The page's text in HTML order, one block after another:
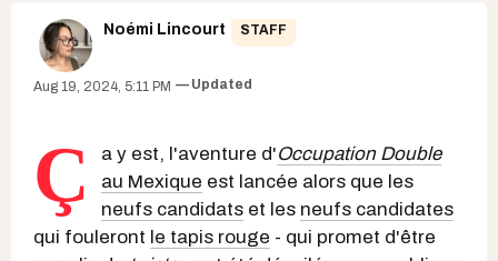
Noémi Lincourt STAFF
Aug 19, 2024, 5:11 PM Updated
Ç a y est, l'aventure d'Occupation Double
au Mexique est lancée alors que les
neufs candidats et les neufs candidates
qui fouleront le tapis rouge - qui promet d'être